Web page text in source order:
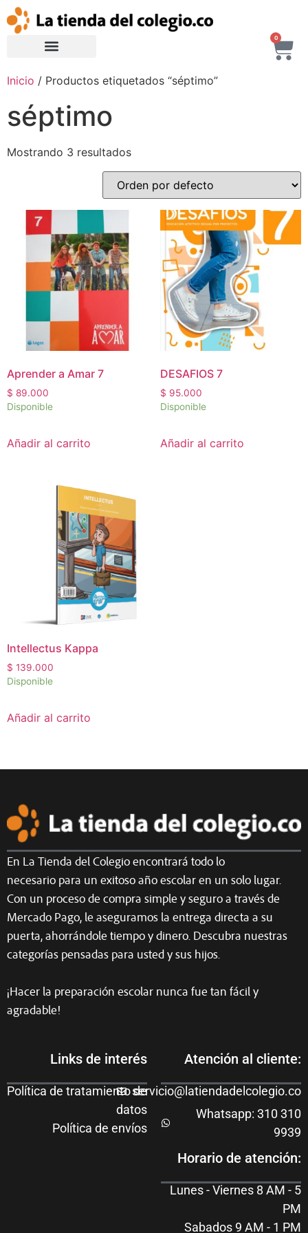
0
Inicio / Productos etiquetados “séptimo”
séptimo
Mostrando 3 resultados
Aprender a Amar 7
$ 89.000
Disponible
Añadir al carrito
DESAFIOS 7
$ 95.000
Disponible
Añadir al carrito
Intellectus Kappa
$ 139.000
Disponible
Añadir al carrito
En La Tienda del Colegio encontrará todo lo
necesario para un exitoso año escolar en un solo lugar.
Con un proceso de compra simple y seguro a través de
Mercado Pago, le aseguramos la entrega directa a su
puerta, ahorrándole tiempo y dinero. Descubra nuestras
categorías pensadas para usted y sus hijos.
¡Hacer la preparación escolar nunca fue tan fácil y
agradable!
Links de interés
Política de tratamiento de
datos
Política de envíos
Atención al cliente:
servicio@latiendadelcolegio.co
Whatsapp: 310 310
9939
Horario de atención:
Lunes - Viernes 8 AM - 5
PM
Sabados 9 AM - 1 PM